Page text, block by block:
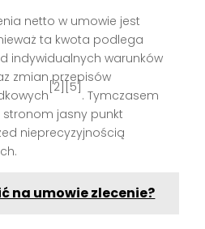
netto w umowie jest
ta kwota podlega
indywidualnych warunków
zmian przepisów
[2][5]
. Tymczasem
stronom jasny punkt
nieprecyzyjnością
na umowie zlecenie?